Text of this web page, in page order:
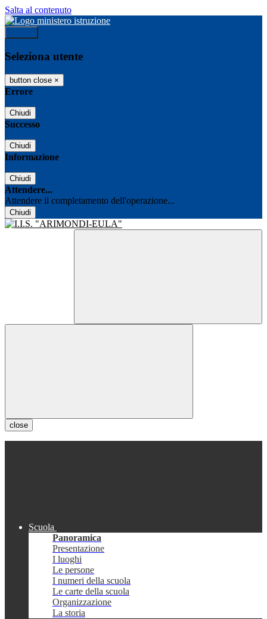
Salta al contenuto
Seleziona utente
button close ×
Errore
Chiudi
Successo
Chiudi
Informazione
Chiudi
Attendere...
Attendere il completamento dell'operazione...
Chiudi
close
Scuola
Panoramica
Presentazione
I luoghi
Le persone
I numeri della scuola
Le carte della scuola
Organizzazione
La storia